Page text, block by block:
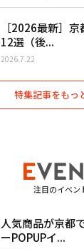
［2026最新］
12選（後...
2026.7.22
特集記事をもっ
注目のイベン
人気商品が京都
ーPOPUPイ...